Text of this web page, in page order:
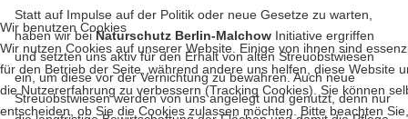
Statt auf Impulse auf der Politik oder neue Gesetze zu warten,
haben wir beiNaturschutz Berlin-Malchow Initiative ergriffen
und setzten uns aktiv für den Erhalt von alten Streuobstwiesen
ein, um diese vor der Vernichtung zu bewahren. Auch neue
Streuobstwiesen werden von uns angelegt und genutzt, denn nur
Wir benutzen Cookies
Wir nutzen Cookies auf unserer Website. Einige von ihnen sind
für den Betrieb der Seite, während andere uns helfen, diese Website
die Nutzererfahrung zu verbessern (Tracking Cookies). Sie können
entscheiden, ob Sie die Cookies zulassen möchten. Bitte beachten Sie,